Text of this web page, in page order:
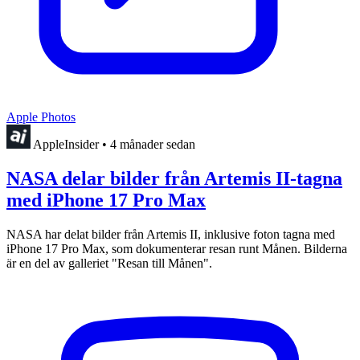
Apple Photos
AppleInsider • 4 månader sedan
NASA delar bilder från Artemis II-tagna
med iPhone 17 Pro Max
NASA har delat bilder från Artemis II, inklusive foton tagna med
iPhone 17 Pro Max, som dokumenterar resan runt Månen. Bilderna
är en del av galleriet "Resan till Månen".